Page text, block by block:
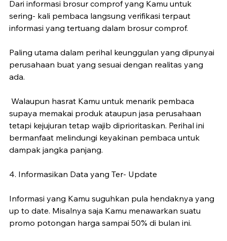
Dari informasi brosur comprof yang Kamu untuk
sering- kali pembaca langsung verifikasi terpaut
informasi yang tertuang dalam brosur comprof.
Paling utama dalam perihal keunggulan yang dipunyai
perusahaan buat yang sesuai dengan realitas yang
ada.
supaya memakai produk ataupun jasa perusahaan
tetapi kejujuran tetap wajib diprioritaskan. Perihal ini
bermanfaat melindungi keyakinan pembaca untuk
dampak jangka panjang.
4. Informasikan Data yang Ter- Update
Informasi yang Kamu suguhkan pula hendaknya yang
up to date. Misalnya saja Kamu menawarkan suatu
promo potongan harga sampai 50% di bulan ini.